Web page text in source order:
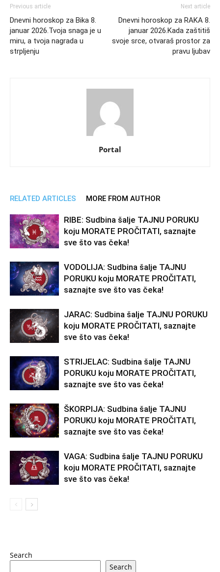
Previous article
Dnevni horoskop za Bika 8.
januar 2026.Tvoja snaga je u
miru, a tvoja nagrada u
strpljenju
Next article
Dnevni horoskop za RAKA 8.
januar 2026.Kada zaštitiš
svoje srce, otvaraš prostor za
pravu ljubav
Portal
RELATED ARTICLES MORE FROM AUTHOR
RIBE: Sudbina šalje TAJNU PORUKU
koju MORATE PROČITATI, saznajte
sve što vas čeka!
VODOLIJA: Sudbina šalje TAJNU
PORUKU koju MORATE PROČITATI,
saznajte sve što vas čeka!
JARAC: Sudbina šalje TAJNU PORUKU
koju MORATE PROČITATI, saznajte
sve što vas čeka!
STRIJELAC: Sudbina šalje TAJNU
PORUKU koju MORATE PROČITATI,
saznajte sve što vas čeka!
ŠKORPIJA: Sudbina šalje TAJNU
PORUKU koju MORATE PROČITATI,
saznajte sve što vas čeka!
VAGA: Sudbina šalje TAJNU PORUKU
koju MORATE PROČITATI, saznajte
sve što vas čeka!
Search
Search